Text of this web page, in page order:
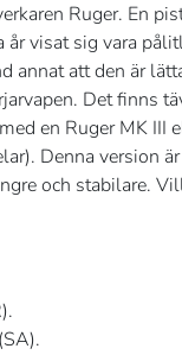
Ruger. En
visat sig vara
annat att den är
Det finns
en Ruger MK III
Denna version
och stabilare.